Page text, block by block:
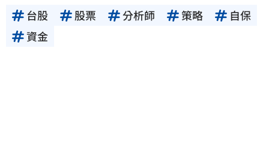
台股 股票 分析師 策略
自保
資金